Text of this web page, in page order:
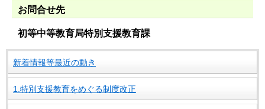
お問合せ先
初等中等教育局特別支援教育課
新着情報等最近の動き
1.特別支援教育をめぐる制度改正